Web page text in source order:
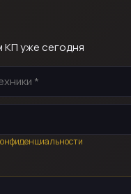
КП уже сегодня